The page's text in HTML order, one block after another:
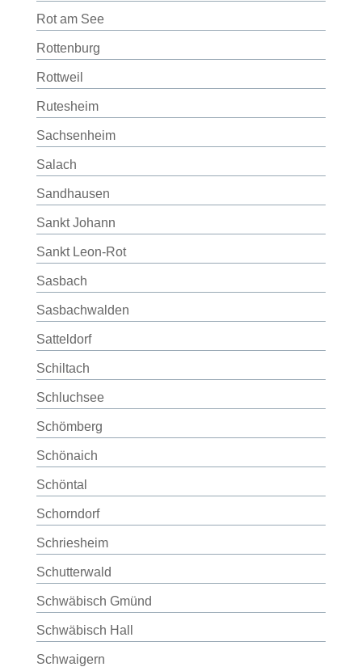
Rot am See
Rottenburg
Rottweil
Rutesheim
Sachsenheim
Salach
Sandhausen
Sankt Johann
Sankt Leon-Rot
Sasbach
Sasbachwalden
Satteldorf
Schiltach
Schluchsee
Schömberg
Schönaich
Schöntal
Schorndorf
Schriesheim
Schutterwald
Schwäbisch Gmünd
Schwäbisch Hall
Schwaigern